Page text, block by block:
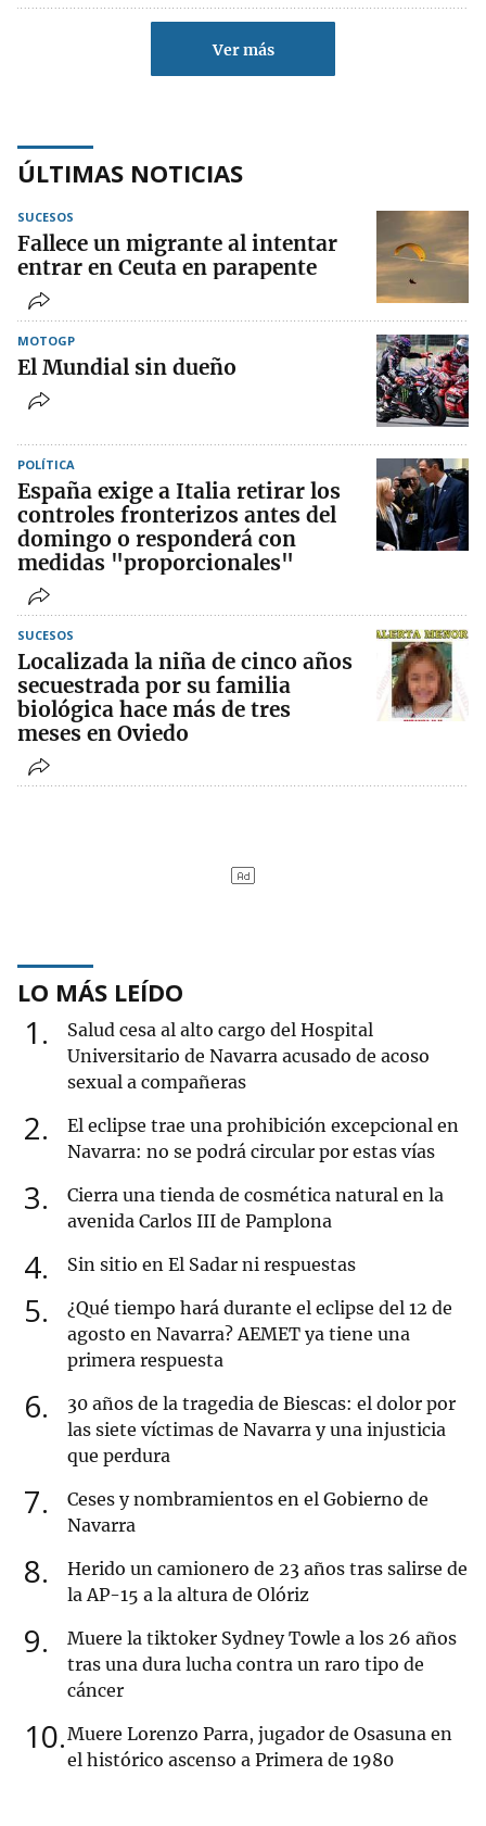
Ver más
ÚLTIMAS NOTICIAS
SUCESOS
Fallece un migrante al intentar
entrar en Ceuta en parapente
MOTOGP
El Mundial sin dueño
POLÍTICA
España exige a Italia retirar los
controles fronterizos antes del
domingo o responderá con
medidas "proporcionales"
SUCESOS
Localizada la niña de cinco años
secuestrada por su familia
biológica hace más de tres
meses en Oviedo
LO MÁS LEÍDO
1
Salud cesa al alto cargo del Hospital
Universitario de Navarra acusado de acoso
sexual a compañeras
2
El eclipse trae una prohibición excepcional en
Navarra: no se podrá circular por estas vías
3
Cierra una tienda de cosmética natural en la
avenida Carlos III de Pamplona
4 Sin sitio en El Sadar ni respuestas
5
¿Qué tiempo hará durante el eclipse del 12 de
agosto en Navarra? AEMET ya tiene una
primera respuesta
6
30 años de la tragedia de Biescas: el dolor por
las siete víctimas de Navarra y una injusticia
que perdura
7
Ceses y nombramientos en el Gobierno de
Navarra
8
Herido un camionero de 23 años tras salirse de
la AP-15 a la altura de Olóriz
9
Muere la tiktoker Sydney Towle a los 26 años
tras una dura lucha contra un raro tipo de
cáncer
10 Muere Lorenzo Parra, jugador de Osasuna en
el histórico ascenso a Primera de 1980